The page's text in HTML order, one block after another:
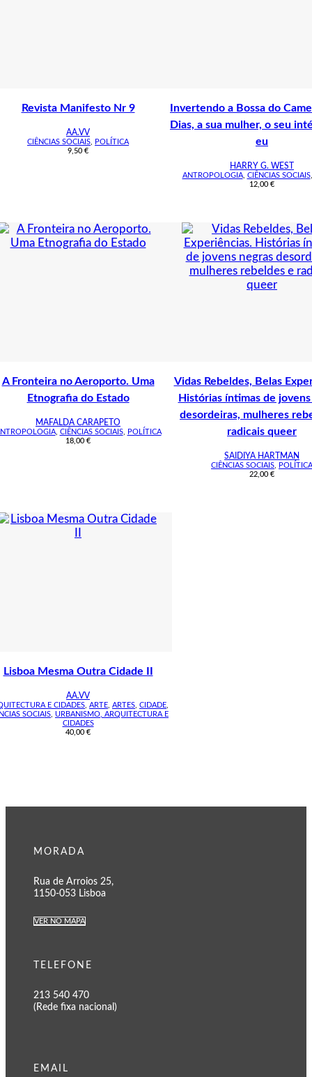
Revista Manifesto Nr 9
AA.VV
CIÊNCIAS SOCIAIS
POLÍTICA
9,50 €
Invertendo a Bossa do
Dias, a sua mulher, o seu
eu
HARRY G. WEST
ANTROPOLOGIA, CIÊNCIAS SOCIAIS
12,00 €
A Fronteira no Aeroporto. Uma
Etnografia do Estado
MAFALDA CARAPETO
, CIÊNCIAS SOCIAIS,
POLÍTICA
18,00 €
Vidas Rebeldes, Belas
Histórias íntimas de jovens
desordeiras, mulheres
radicais queer
SAIDIYA HARTMAN
CIÊNCIAS SOCIAIS
POLÍTICA
22,00 €
Lisboa Mesma Outra Cidade II
AA.VV
E CIDADES ARTE ARTES CIDADE
SOCIAIS URBANISMO, ARQUITECTURA E
CIDADES
40,00 €
MORADA
Rua de Arroios 25,
1150-053 Lisboa
VER NO MAPA
TELEFONE
213 540 470
(Rede fixa nacional)
EMAIL